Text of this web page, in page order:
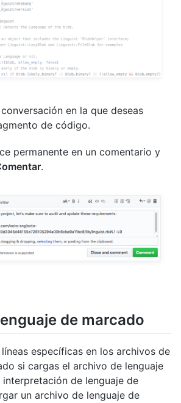
en la que deseas
de código.
permanente en un comentario y
.
de marcado
específicas en los archivos de
si cargas el archivo de lenguaje
de lenguaje de
un archivo de lenguaje de